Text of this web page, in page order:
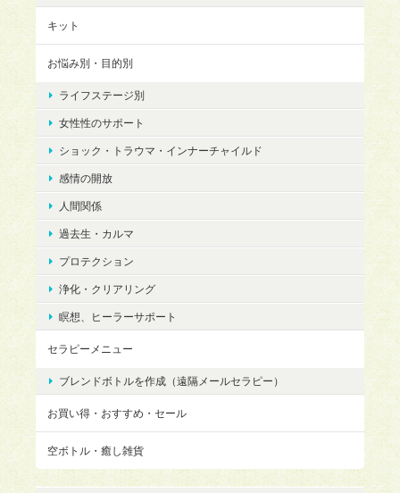
キット
お悩み別・目的別
ライフステージ別
女性性のサポート
ショック・トラウマ・インナーチャイルド
感情の開放
人間関係
過去生・カルマ
プロテクション
浄化・クリアリング
瞑想、ヒーラーサポート
セラピーメニュー
ブレンドボトルを作成（遠隔メールセラピー）
お買い得・おすすめ・セール
空ボトル・癒し雑貨